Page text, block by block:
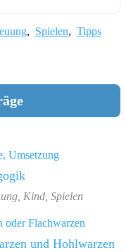
, Spielen, Tipps
, Kind, Spielen
und Hohlwarzen